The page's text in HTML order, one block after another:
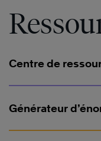
Centre de
Générateur